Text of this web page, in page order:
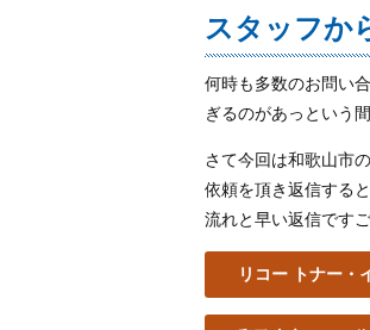
スタッフか
何時も多数のお問い
ぎるのがあっという
さて今回は和歌山市
依頼を頂き返信する
流れと早い返信です
リコー トナー・